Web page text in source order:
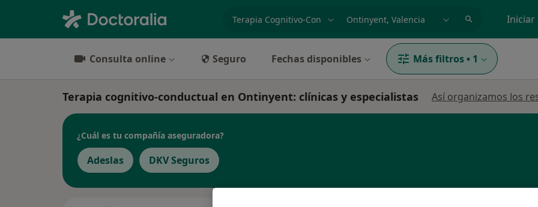
Iniciar
Consulta online Seguro Fechas disponibles Más filtros • 1
Terapia cognitivo-conductual en Ontinyent: clínicas y especialistas Así organizamos los
¿Cuál es tu compañía aseguradora?
Adeslas DKV Seguros